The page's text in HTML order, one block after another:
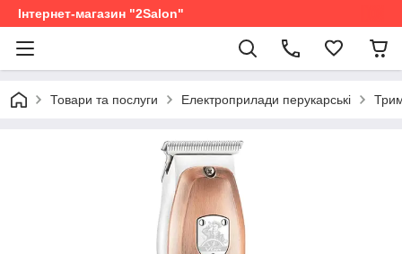
Інтернет-магазин "2Salon"
Товари та послуги Електроприлади перукарські